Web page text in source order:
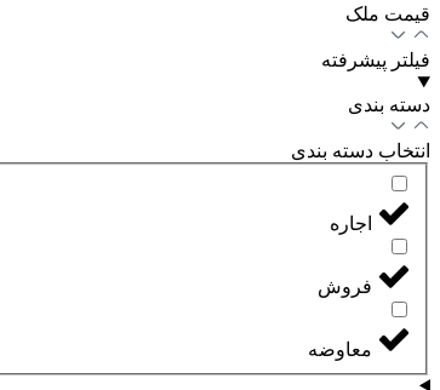
قیمت ملک
فیلتر پیشرفته
دسته بندی
انتخاب دسته بندی
اجاره
فروش
معاوضه